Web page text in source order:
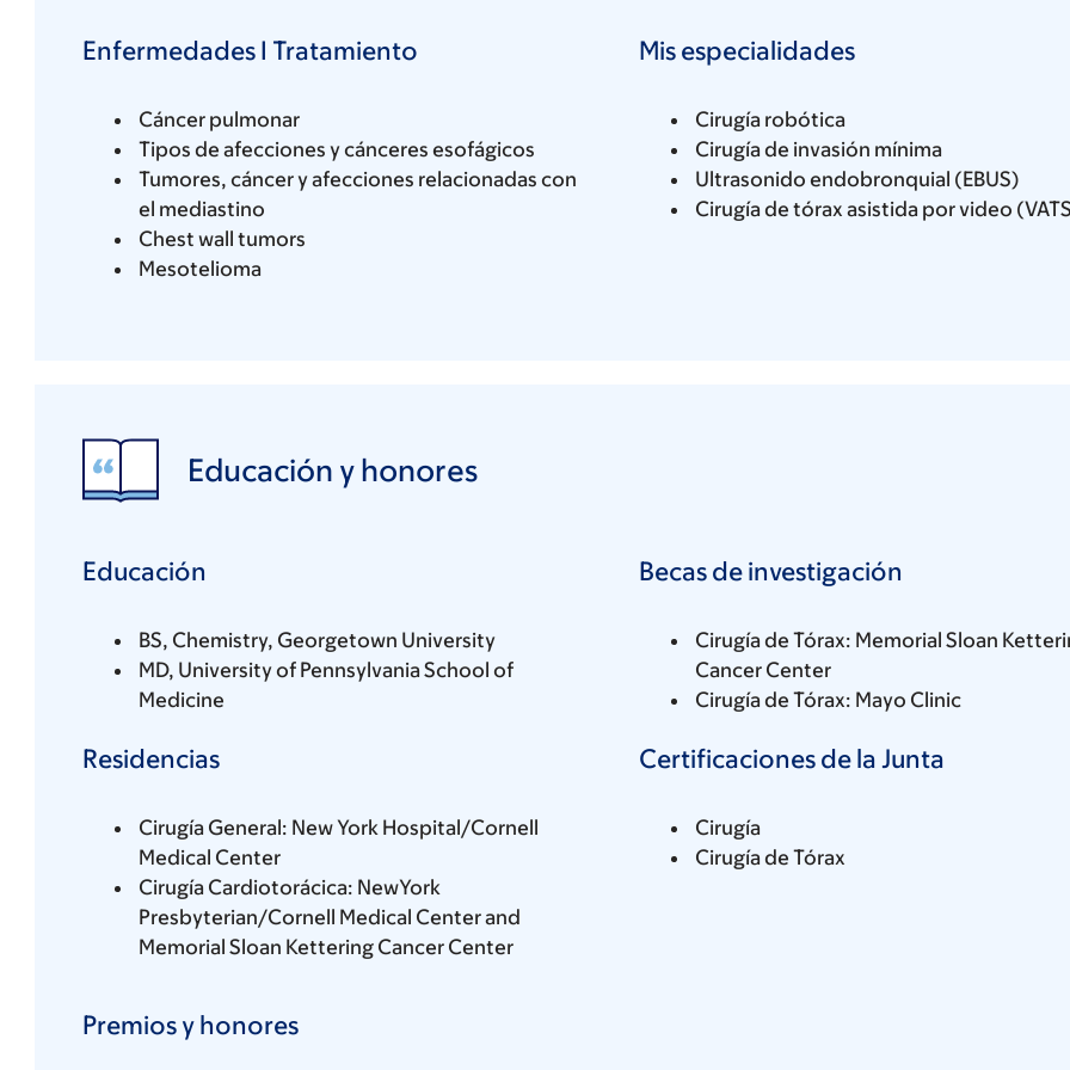
Enfermedades I Tratamiento
Cáncer pulmonar
Tipos de afecciones y cánceres esofágicos
Tumores, cáncer y afecciones relacionadas con
el mediastino
Chest wall tumors
Mesotelioma
Mis especialidades
Cirugía robótica
Cirugía de invasión mínima
Ultrasonido endobronquial (EBUS)
Cirugía de tórax asistida por video
Educación y honores
Educación
BS, Chemistry, Georgetown University
MD, University of Pennsylvania School of
Medicine
Residencias
Cirugía General: New York Hospital/Cornell
Medical Center
Cirugía Cardiotorácica: NewYork
Presbyterian/Cornell Medical Center and
Memorial Sloan Kettering Cancer Center
Becas de investigación
Cirugía de Tórax: Memorial Sloan
Cancer Center
Cirugía de Tórax: Mayo Clinic
Certificaciones de la Junta
Cirugía
Cirugía de Tórax
Premios y honores